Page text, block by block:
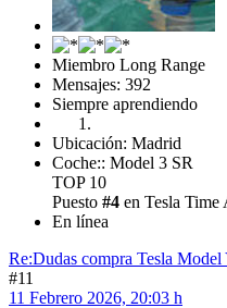
Miembro Long Range
Mensajes: 392
Siempre aprendiendo
Ubicación: Madrid
Coche:: Model 3 SR
TOP 10
Puesto #4 en Tesla Time
En línea
Re:Dudas compra Tesla Model
#11
11 Febrero 2026, 20:03 h